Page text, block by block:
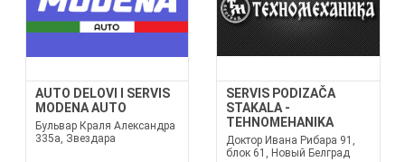
AUTO DELOVI I SERVIS
MODENA AUTO
Бульвар Краля Александра
335а, Звездара
SERVIS PODIZAČA
STAKALA -
TEHNOMEHANIKA
Доктор Ивана Рибара 91,
блок 61, Новый Белград